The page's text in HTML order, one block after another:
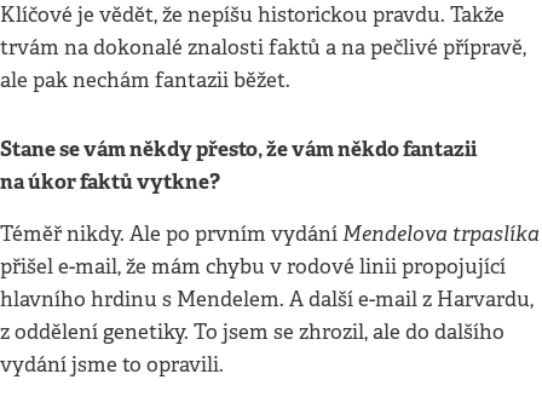
Klíčové je vědět, že nepíšu historickou pravdu. Takže
trvám na dokonalé znalosti faktů a na pečlivé přípravě,
ale pak nechám fantazii běžet.
Stane se vám někdy přesto, že vám někdo fantazii
na úkor faktů vytkne?
Téměř nikdy. Ale po prvním vydáníMendelova trpaslíka
přišel e-mail, že mám chybu v rodové linii propojující
hlavního hrdinu s Mendelem. A další e-mail z Harvardu,
z oddělení genetiky. To jsem se zhrozil, ale do dalšího
vydání jsme to opravili.